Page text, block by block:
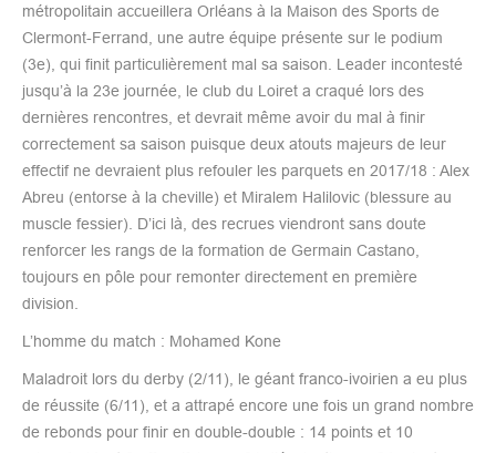
métropolitain accueillera Orléans à la Maison des Sports de
Clermont-Ferrand, une autre équipe présente sur le podium
(3e), qui finit particulièrement mal sa saison. Leader incontesté
jusqu’à la 23e journée, le club du Loiret a craqué lors des
dernières rencontres, et devrait même avoir du mal à finir
correctement sa saison puisque deux atouts majeurs de leur
effectif ne devraient plus refouler les parquets en 2017/18 : Alex
Abreu (entorse à la cheville) et Miralem Halilovic (blessure au
muscle fessier). D’ici là, des recrues viendront sans doute
renforcer les rangs de la formation de Germain Castano,
toujours en pôle pour remonter directement en première
division.
L’homme du match : Mohamed Kone
Maladroit lors du derby (2/11), le géant franco-ivoirien a eu plus
de réussite (6/11), et a attrapé encore une fois un grand nombre
de rebonds pour finir en double-double : 14 points et 10